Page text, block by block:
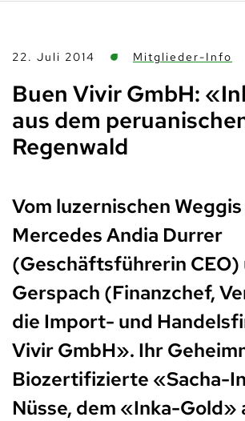
22. Juli 2014 Mitglieder-Info
Buen Vivir GmbH:
aus dem
Regenwald
Vom luzernischen
Mercedes Andia Durrer
(Geschäftsführerin CEO)
Gerspach (Finanzchef,
die Import- und
Vivir GmbH». Ihr
Biozertifizierte «Sacha-
Nüsse, dem «Inka-Gold»